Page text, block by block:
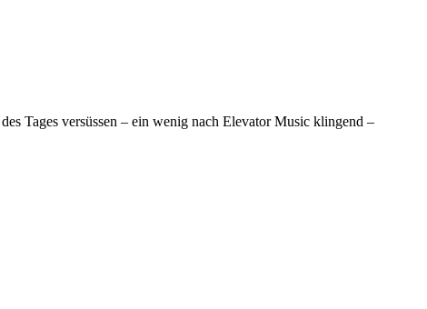
Tages versüssen – ein wenig nach Elevator Music klingend –